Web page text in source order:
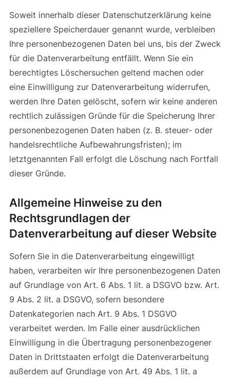
Soweit innerhalb dieser Datenschutzerklärung keine
speziellere Speicherdauer genannt wurde, verbleiben
Ihre personenbezogenen Daten bei uns, bis der Zweck
für die Datenverarbeitung entfällt. Wenn Sie ein
berechtigtes Löschersuchen geltend machen oder
eine Einwilligung zur Datenverarbeitung widerrufen,
werden Ihre Daten gelöscht, sofern wir keine anderen
rechtlich zulässigen Gründe für die Speicherung Ihrer
personenbezogenen Daten haben (z. B. steuer- oder
handelsrechtliche Aufbewahrungsfristen); im
letztgenannten Fall erfolgt die Löschung nach Fortfall
dieser Gründe.
Allgemeine Hinweise zu den
Rechtsgrundlagen der
Datenverarbeitung auf dieser Website
Sofern Sie in die Datenverarbeitung eingewilligt
haben, verarbeiten wir Ihre personenbezogenen Daten
auf Grundlage von Art. 6 Abs. 1 lit. a DSGVO bzw. Art.
9 Abs. 2 lit. a DSGVO, sofern besondere
Datenkategorien nach Art. 9 Abs. 1 DSGVO
verarbeitet werden. Im Falle einer ausdrücklichen
Einwilligung in die Übertragung personenbezogener
Daten in Drittstaaten erfolgt die Datenverarbeitung
außerdem auf Grundlage von Art. 49 Abs. 1 lit. a